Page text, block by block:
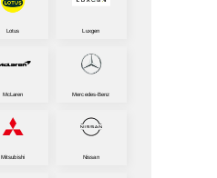
Lotus Luxgen
McLaren Mercedes-Benz
Mitsubishi Nissan